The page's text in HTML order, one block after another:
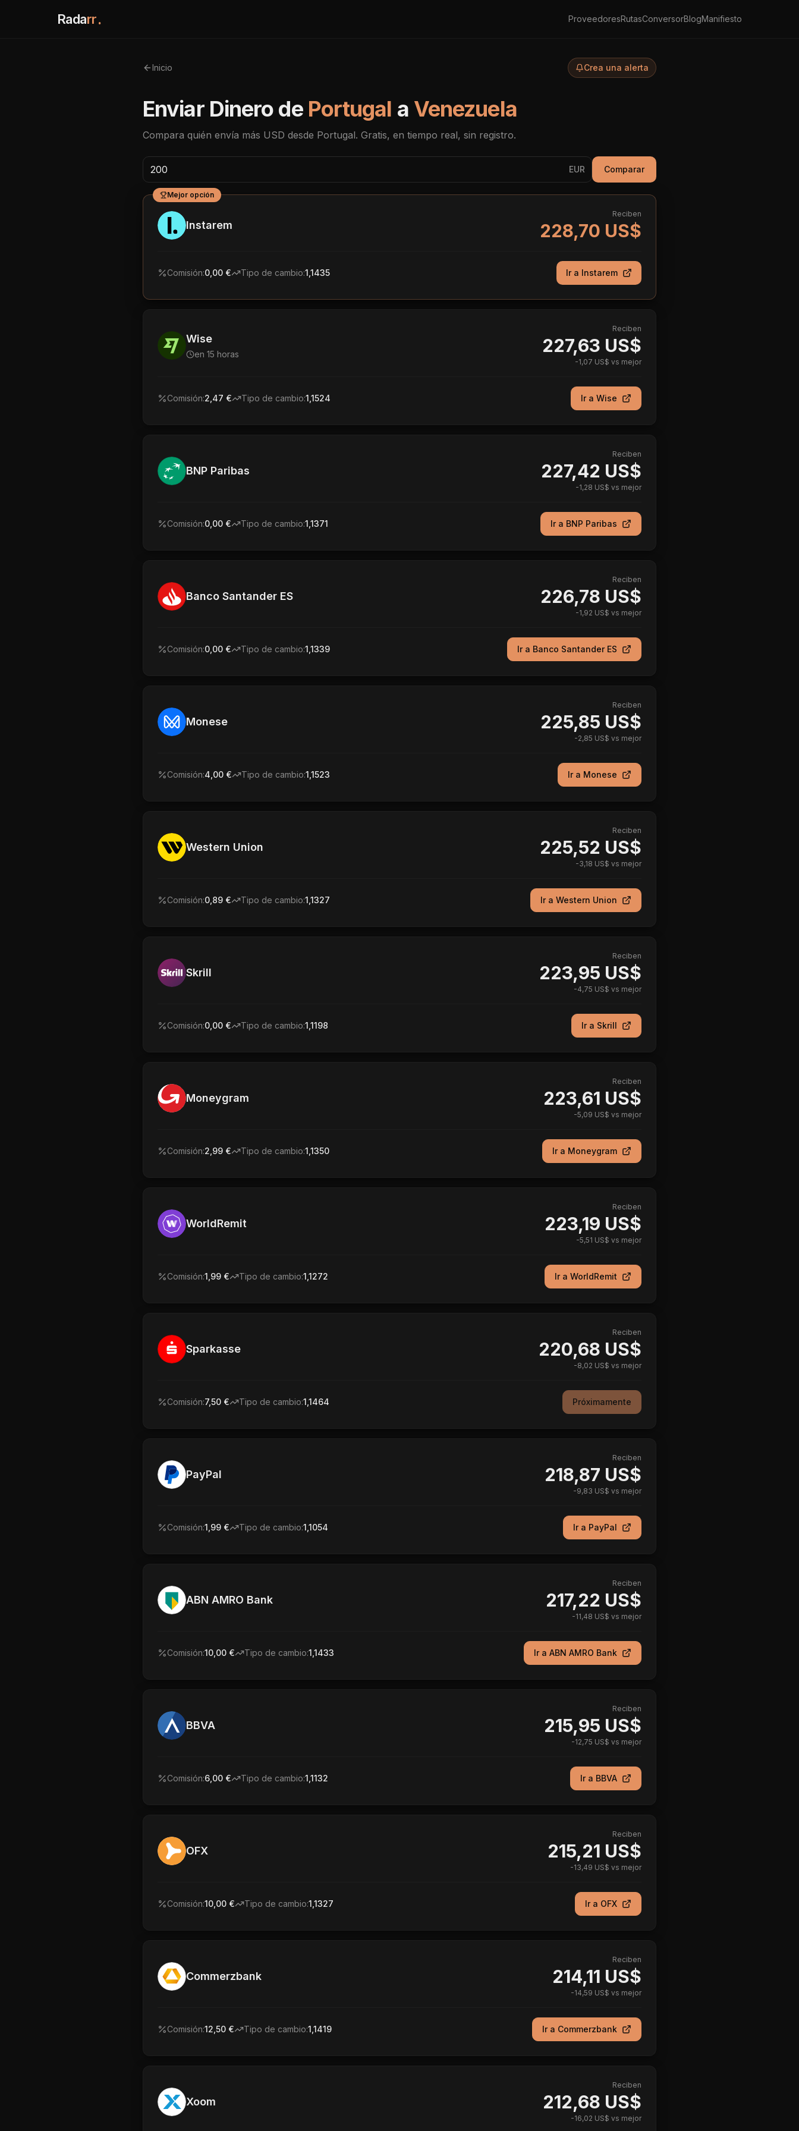
Radarr. ProveedoresRutasConversorBlogManifiesto
Inicio Crea una alerta
Enviar Dinero de Portugal a Venezuela
Compara quién envía más USD desde Portugal. Gratis, en tiempo real, sin registro.
EUR Comparar
Mejor opción
Instarem
Reciben
228,70 US$
Comisión:0,00 € Tipo de cambio:1,1435 Ir a Instarem
Wise
en 15 horas
Reciben
227,63 US$
-1,07 US$ vs mejor
Comisión:2,47 € Tipo de cambio:1,1524 Ir a Wise
BNP Paribas
Reciben
227,42 US$
-1,28 US$ vs mejor
Comisión:0,00 € Tipo de cambio:1,1371 Ir a BNP Paribas
Banco Santander ES
Reciben
226,78 US$
-1,92 US$ vs mejor
Comisión:0,00 € Tipo de cambio:1,1339 Ir a Banco Santander ES
Monese
Reciben
225,85 US$
-2,85 US$ vs mejor
Comisión:4,00 € Tipo de cambio:1,1523 Ir a Monese
Western Union
Reciben
225,52 US$
-3,18 US$ vs mejor
Comisión:0,89 € Tipo de cambio:1,1327 Ir a Western Union
Skrill
Reciben
223,95 US$
-4,75 US$ vs mejor
Comisión:0,00 € Tipo de cambio:1,1198 Ir a Skrill
Moneygram
Reciben
223,61 US$
-5,09 US$ vs mejor
Comisión:2,99 € Tipo de cambio:1,1350 Ir a Moneygram
WorldRemit
Reciben
223,19 US$
-5,51 US$ vs mejor
Comisión:1,99 € Tipo de cambio:1,1272 Ir a WorldRemit
Sparkasse
Reciben
220,68 US$
-8,02 US$ vs mejor
Comisión:7,50 € Tipo de cambio:1,1464 Próximamente
PayPal
Reciben
218,87 US$
-9,83 US$ vs mejor
Comisión:1,99 € Tipo de cambio:1,1054 Ir a PayPal
ABN AMRO Bank
Reciben
217,22 US$
-11,48 US$ vs mejor
Comisión:10,00 € Tipo de cambio:1,1433 Ir a ABN AMRO Bank
BBVA
Reciben
215,95 US$
-12,75 US$ vs mejor
Comisión:6,00 € Tipo de cambio:1,1132 Ir a BBVA
OFX
Reciben
215,21 US$
-13,49 US$ vs mejor
Comisión:10,00 € Tipo de cambio:1,1327 Ir a OFX
Commerzbank
Reciben
214,11 US$
-14,59 US$ vs mejor
Comisión:12,50 € Tipo de cambio:1,1419 Ir a Commerzbank
Xoom
Reciben
212,68 US$
-16,02 US$ vs mejor